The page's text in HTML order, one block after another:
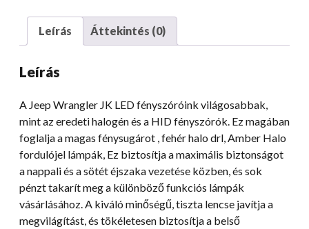
H4
24
V
fényszóró
halo-
val
mennyiség
Leírás Áttekintés (0)
Leírás
A Jeep Wrangler JK LED fényszóróink világosabbak,
mint az eredeti halogén és a HID fényszórók. Ez magában
foglalja a magas fénysugárot , fehér halo drl, Amber Halo
fordulójel lámpák, Ez biztosítja a maximális biztonságot
a nappali és a sötét éjszaka vezetése közben, és sok
pénzt takarít meg a különböző funkciós lámpák
vásárlásához. A kiváló minőségű, tiszta lencse javítja a
megvilágítást, és tökéletesen biztosítja a belső